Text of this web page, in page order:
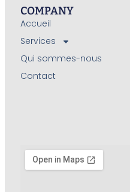
COMPANY
Accueil
Services
Qui sommes-nous
Contact